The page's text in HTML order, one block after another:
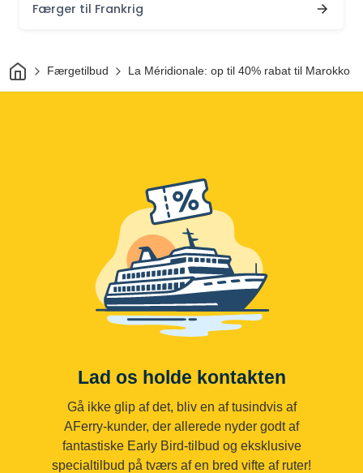
Færger til Frankrig
HjemFærgetilbud La Méridionale: op til 40% rabat til Marokko
Lad os holde kontakten
Gå ikke glip af det, bliv en af tusindvis af
AFerry-kunder, der allerede nyder godt af
fantastiske Early Bird-tilbud og eksklusive
specialtilbud på tværs af en bred vifte af ruter!